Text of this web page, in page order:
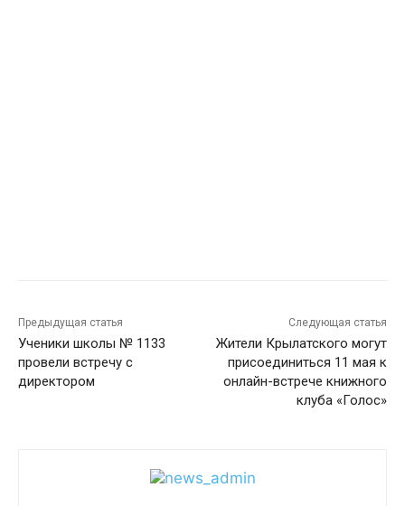
Предыдущая статья
Ученики школы № 1133
провели встречу с
директором
Следующая статья
Жители Крылатского могут
присоединиться 11 мая к
онлайн-встрече книжного
клуба «Голос»